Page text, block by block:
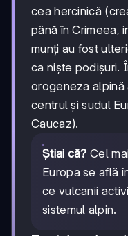
cea hercinică
până în Crimeea,
munți au fost
ca niște podișuri.
orogeneza alpină
centrul și sudul
Caucaz).
Știai că? Cel
Europa se află
ce vulcanii
sistemul alpin.